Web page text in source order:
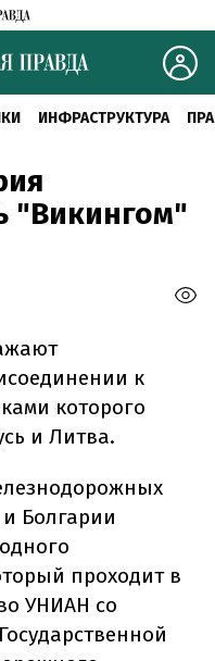
ИНФРАСТРУКТУРА
"Викингом"
к
которого
и Литва.
Болгарии
проходит в
УНИАН со